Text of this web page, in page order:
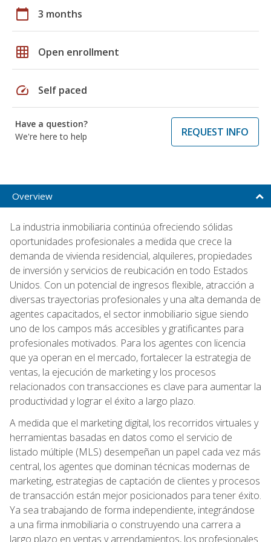
calendar_today 3 months
grid_on Open enrollment
speed Self paced
Have a question?
We're here to help
REQUEST INFO
Overview
La industria inmobiliaria continúa ofreciendo sólidas
oportunidades profesionales a medida que crece la
demanda de vivienda residencial, alquileres, propiedades
de inversión y servicios de reubicación en todo Estados
Unidos. Con un potencial de ingresos flexible, atracción a
diversas trayectorias profesionales y una alta demanda de
agentes capacitados, el sector inmobiliario sigue siendo
uno de los campos más accesibles y gratificantes para
profesionales motivados. Para los agentes con licencia
que ya operan en el mercado, fortalecer la estrategia de
ventas, la ejecución de marketing y los procesos
relacionados con transacciones es clave para aumentar la
productividad y lograr el éxito a largo plazo.
A medida que el marketing digital, los recorridos virtuales y
herramientas basadas en datos como el servicio de
listado múltiple (MLS) desempeñan un papel cada vez más
central, los agentes que dominan técnicas modernas de
marketing, estrategias de captación de clientes y procesos
de transacción están mejor posicionados para tener éxito.
Ya sea trabajando de forma independiente, integrándose
a una firma inmobiliaria o construyendo una carrera a
largo plazo en ventas y arrendamientos, los profesionales